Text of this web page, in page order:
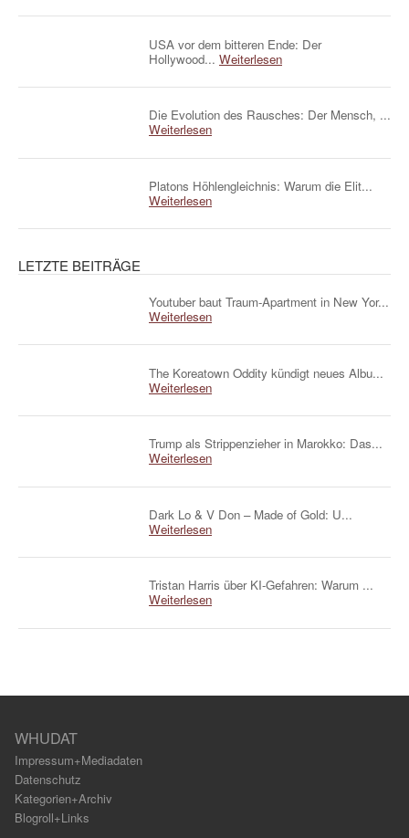
USA vor dem bitteren Ende: Der
Hollywood... Weiterlesen
Die Evolution des Rausches: Der Mensch, ...
Weiterlesen
Platons Höhlengleichnis: Warum die Elit...
Weiterlesen
LETZTE BEITRÄGE
Youtuber baut Traum-Apartment in New Yor...
Weiterlesen
The Koreatown Oddity kündigt neues Albu...
Weiterlesen
Trump als Strippenzieher in Marokko: Das...
Weiterlesen
Dark Lo & V Don – Made of Gold: U...
Weiterlesen
Tristan Harris über KI-Gefahren: Warum ...
Weiterlesen
WHUDAT
Impressum+Mediadaten
Datenschutz
Kategorien+Archiv
Blogroll+Links